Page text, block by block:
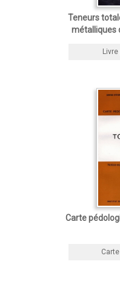
Teneurs
métalliques
Livre
Carte